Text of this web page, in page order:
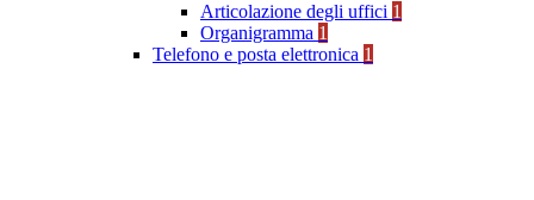
Articolazione degli uffici 1
Organigramma 1
Telefono e posta elettronica 1